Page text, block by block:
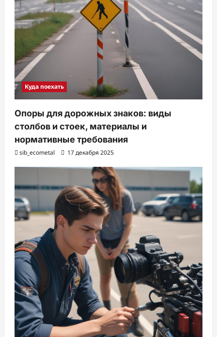
Куда поехать
Опоры для дорожных знаков: виды
столбов и стоек, материалы и
нормативные требования
sib_ecometal 17 декабря 2025